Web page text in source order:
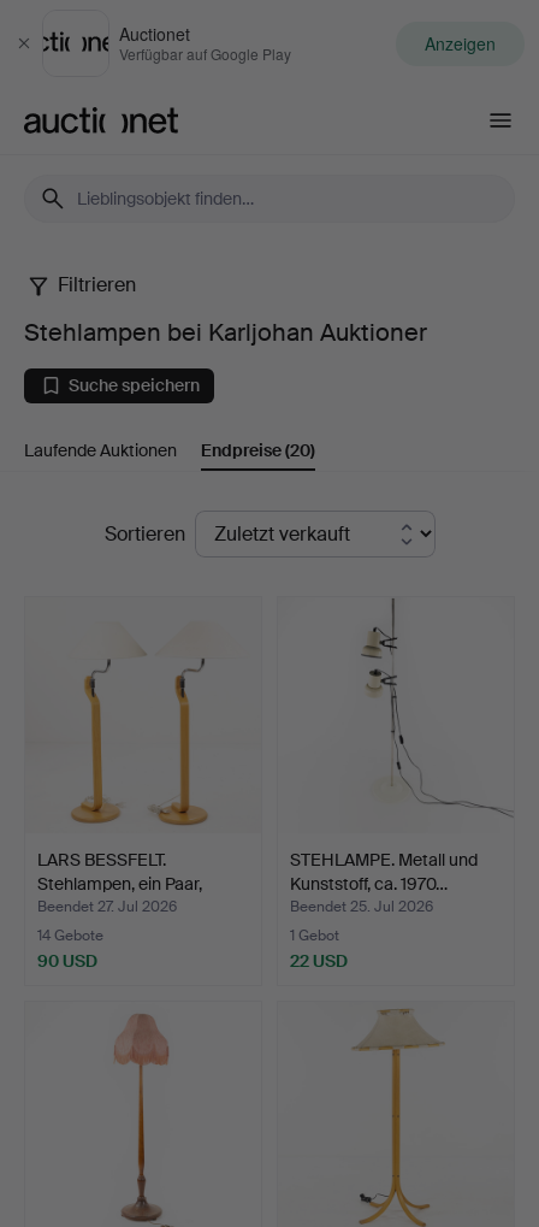
Schließen
Auctionet
Verfügbar auf Google Play Anzeigen
Stehlampen
bei
Karljohan
Auktioner
Filtrieren
Stehlampen bei Karljohan Auktioner
Suche speichern
Laufende Auktionen Endpreise(20)
EndpreiseSortieren
LARS BESSFELT.
Stehlampen, ein Paar,
"Hock…
Beendet 27. Jul 2026
14 Gebote
90 USD
STEHLAMPE. Metall und
Kunststoff, ca. 1970…
Beendet 25. Jul 2026
1 Gebot
22 USD